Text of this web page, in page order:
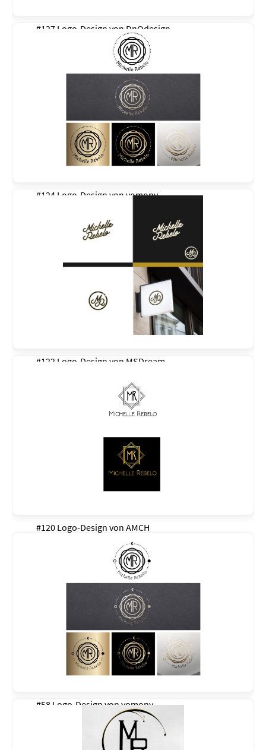
#127 Logo-Design von DnOdesign
#124 Logo-Design von yomony
#122 Logo-Design von MSDream
#120 Logo-Design von AMCH
#58 Logo-Design vonyomony